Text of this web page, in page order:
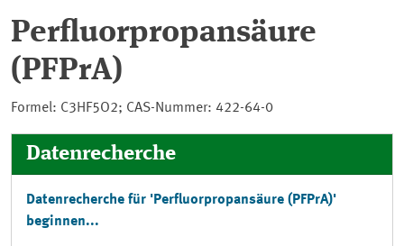
Perfluorpropansäure
(PFPrA)
Formel: C3HF5O2; CAS-Nummer: 422-64-0
Datenrecherche
Datenrecherche für 'Perfluorpropansäure (PFPrA)'
beginnen...